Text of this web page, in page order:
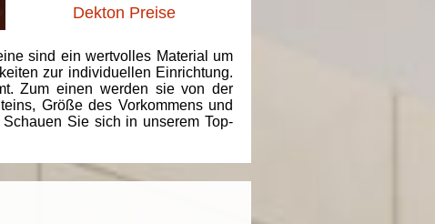
Dekton Preise
sind ein wertvolles Material um
zur individuellen Einrichtung.
Zum einen werden sie von der
Größe des Vorkommens und
Sie sich in unserem Top-